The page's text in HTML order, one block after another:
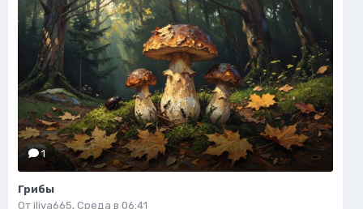
1
Грибы
От iliya665, Среда в 06:41